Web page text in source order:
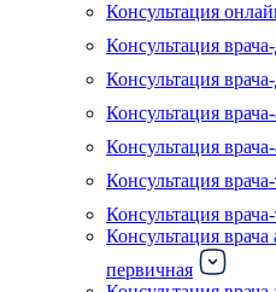
Консультация
Консультация
Консультация
Консультация
Консультация
Консультация
Консультация
Консультация
первичная